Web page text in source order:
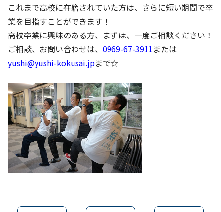
これまで高校に在籍されていた方は、さらに短い期間で卒
業を目指すことができます！
高校卒業に興味のある方、まずは、一度ご相談ください！
ご相談、お問い合わせは、 0969-67-3911 または
yushi@yushi-kokusai.jpまで☆